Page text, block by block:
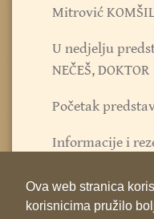
Ova web stranica
korisnicima pružilo
Mitrović
U nedjelju
NEČEŠ, DOKTOR
Početak
Informacije i